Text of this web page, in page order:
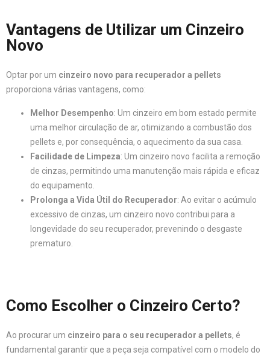
Vantagens de Utilizar um Cinzeiro
Novo
Optar por um cinzeiro novo para recuperador a pellets
proporciona várias vantagens, como:
Melhor Desempenho: Um cinzeiro em bom estado permite
uma melhor circulação de ar, otimizando a combustão dos
pellets e, por consequência, o aquecimento da sua casa.
Facilidade de Limpeza: Um cinzeiro novo facilita a remoção
de cinzas, permitindo uma manutenção mais rápida e eficaz
do equipamento.
Prolonga a Vida Útil do Recuperador: Ao evitar o acúmulo
excessivo de cinzas, um cinzeiro novo contribui para a
longevidade do seu recuperador, prevenindo o desgaste
prematuro.
Como Escolher o Cinzeiro Certo?
Ao procurar um cinzeiro para o seu recuperador a pellets, é
fundamental garantir que a peça seja compatível com o modelo do